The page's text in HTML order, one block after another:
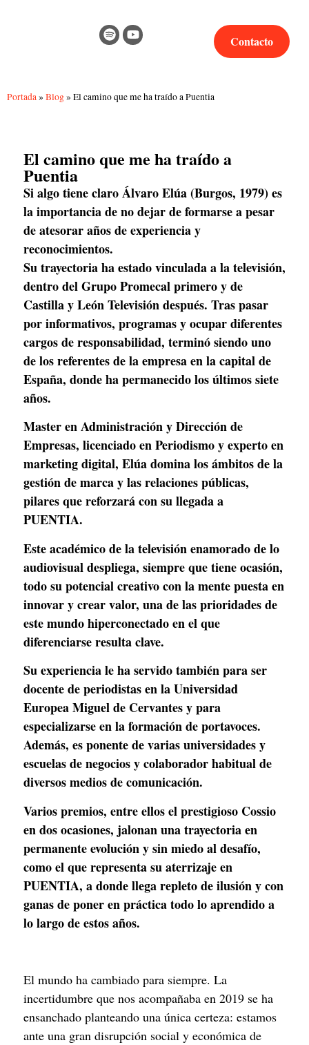
Contacto
Portada» Blog» El camino que me ha traído a Puentia
El camino que me ha traído a
Puentia
Si algo tiene claro Álvaro Elúa (Burgos, 1979) es
la importancia de no dejar de formarse a pesar
de atesorar años de experiencia y
reconocimientos.
Su trayectoria ha estado vinculada a la televisión,
dentro del Grupo Promecal primero y de
Castilla y León Televisión después. Tras pasar
por informativos, programas y ocupar diferentes
cargos de responsabilidad, terminó siendo uno
de los referentes de la empresa en la capital de
España, donde ha permanecido los últimos siete
años.
Master en Administración y Dirección de
Empresas, licenciado en Periodismo y experto en
marketing digital, Elúa domina los ámbitos de la
gestión de marca y las relaciones públicas,
pilares que reforzará con su llegada a
PUENTIA.
Este académico de la televisión enamorado de lo
audiovisual despliega, siempre que tiene ocasión,
todo su potencial creativo con la mente puesta en
innovar y crear valor, una de las prioridades de
este mundo hiperconectado en el que
diferenciarse resulta clave.
Su experiencia le ha servido también para ser
docente de periodistas en la Universidad
Europea Miguel de Cervantes y para
especializarse en la formación de portavoces.
Además, es ponente de varias universidades y
escuelas de negocios y colaborador habitual de
diversos medios de comunicación.
Varios premios, entre ellos el prestigioso Cossio
en dos ocasiones, jalonan una trayectoria en
permanente evolución y sin miedo al desafío,
como el que representa su aterrizaje en
PUENTIA, a donde llega repleto de ilusión y con
ganas de poner en práctica todo lo aprendido a
lo largo de estos años.
El mundo ha cambiado para siempre. La
incertidumbre que nos acompañaba en 2019 se ha
ensanchado planteando una única certeza: estamos
ante una gran disrupción social y económica de